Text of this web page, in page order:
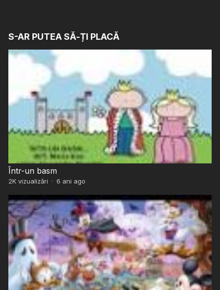
S-AR PUTEA SĂ-ȚI PLACĂ
Într-un basm
2Kvizualizări · 6 ani ago